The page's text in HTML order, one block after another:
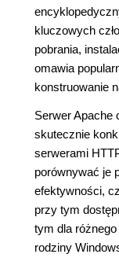
kluczowych
pobrania,
omawia
konstruowanie
Serwer Apache
skutecznie
serwerami
porównywać je
efektywności,
przy tym
tym dla
rodziny